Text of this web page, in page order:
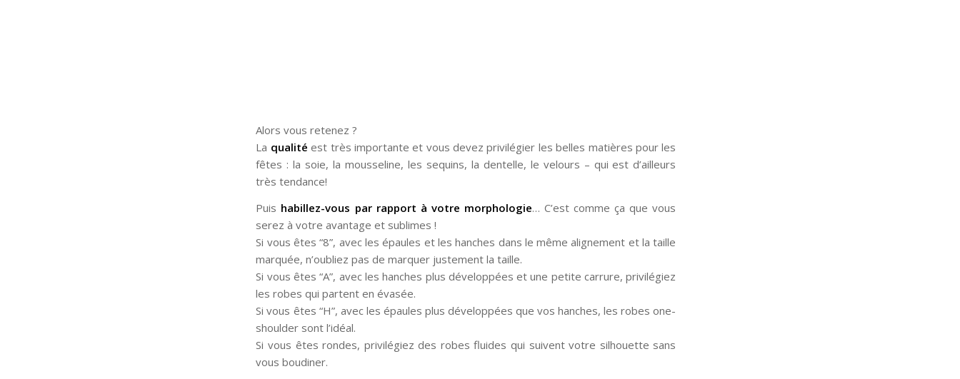
Alors vous retenez ?
La qualité est très importante et vous devez privilégier les belles matières pour les
fêtes : la soie, la mousseline, les sequins, la dentelle, le velours – qui est d’ailleurs
très tendance!
Puis habillez-vous par rapport à votre morphologie… C’est comme ça que vous
serez à votre avantage et sublimes !
Si vous êtes “8”, avec les épaules et les hanches dans le même alignement et la taille
marquée, n’oubliez pas de marquer justement la taille.
Si vous êtes “A”, avec les hanches plus développées et une petite carrure, privilégiez
les robes qui partent en évasée.
Si vous êtes “H”, avec les épaules plus développées que vos hanches, les robes one-
shoulder sont l’idéal.
Si vous êtes rondes, privilégiez des robes fluides qui suivent votre silhouette sans
vous boudiner.